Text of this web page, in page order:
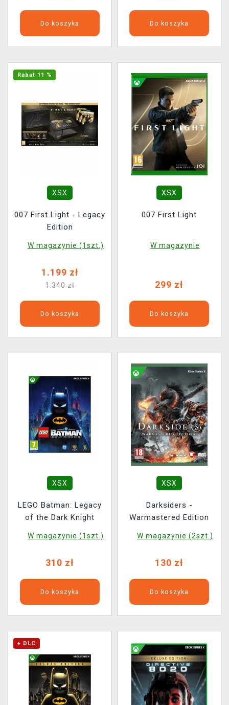
Do koszyka Do koszyka
Rabat 11 %
XSX
007 First Light - Legacy
Edition
W magazynie (1szt.)
1.199 zł
1.340 zł
Do koszyka
XSX
007 First Light
W magazynie
299 zł
Do koszyka
XSX
LEGO Batman: Legacy
of the Dark Knight
W magazynie (1szt.)
310 zł
Do koszyka
XSX
Darksiders -
Warmastered Edition
W magazynie (2szt.)
130 zł
Do koszyka
+ DLC